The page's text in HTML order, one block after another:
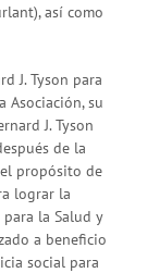
así como
J. Tyson para
Asociación, su
J. Tyson
de la
propósito de
lograr la
la Salud y
a beneficio
social para